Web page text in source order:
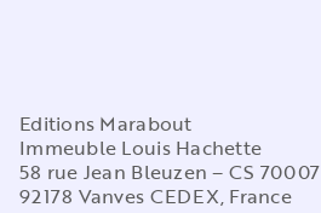
Editions Marabout
Immeuble Louis Hachette
58 rue Jean Bleuzen – CS 70007
92178 Vanves CEDEX, France